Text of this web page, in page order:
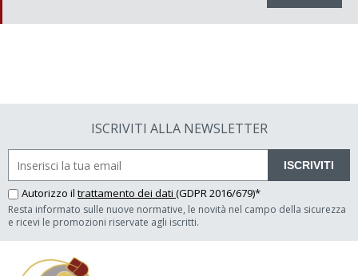
ISCRIVITI ALLA NEWSLETTER
ISCRIVITI
Autorizzo il trattamento dei dati (GDPR 2016/679)*
Resta informato sulle nuove normative, le novità nel campo della sicurezza
e ricevi le promozioni riservate agli iscritti.